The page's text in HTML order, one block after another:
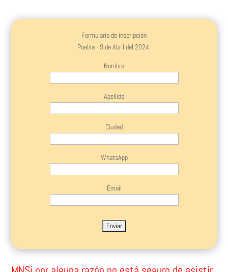
Formulario de inscripción
Puebla - 9 de Abril del 2024.
Nombre
Apellido
Ciudad
WhatsApp
Email
Please leave this field empty.